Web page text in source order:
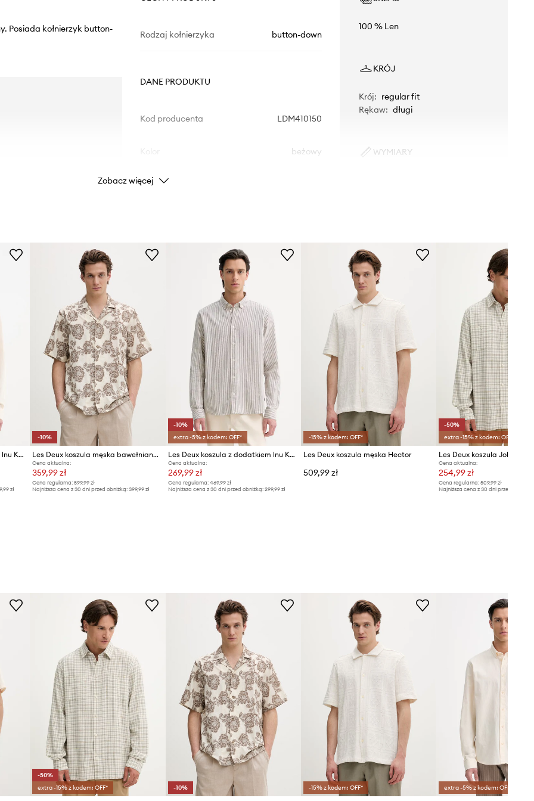
Posiada kołnierzyk button-
Rodzaj kołnierzyka button-down
DANE PRODUKTU
Kod producenta LDM410150
beżowy
Marka
100 % Len
KRÓJ
Krój: regular fit
Rękaw: długi
WYMIARY
Tabela rozmiarów
Zobacz więcej
Les Deux koszula z dodatkiem lnu Konrad
zł
-10%
Les Deux koszula męska bawełniana Lesley
Cena aktualna:
359,99 zł
Cena regularna: 599,99 zł
Najniższa cena z 30 dni przed obniżką: 399,99 zł
-10%
extra -5% z kodem: OFF*
Les Deux koszula z dodatkiem lnu Konrad
Cena aktualna:
269,99 zł
Cena regularna: 469,99 zł
Najniższa cena z 30 dni przed obniżką: 299,99 zł
-15% z kodem: OFF*
Les Deux koszula męska Hector
509,99 zł
-50%
extra -15% z kodem: OFF*
Les Deux koszula John
Cena aktualna:
254,99 zł
Cena regularna: 509,99 zł
Najniższa cena z 30 dni przed obniżką:
-50%
extra -15% z kodem: OFF*
-10% -15% z kodem: OFF* extra -5% z kodem: OFF*